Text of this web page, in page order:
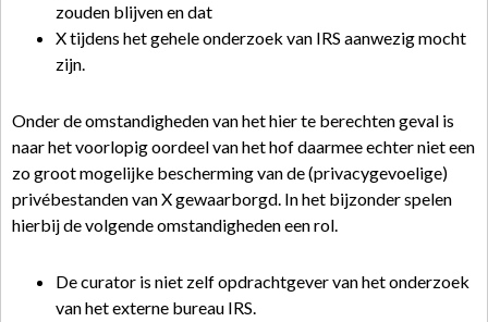
zouden blijven en dat
X tijdens het gehele onderzoek van IRS aanwezig mocht
zijn.
Onder de omstandigheden van het hier te berechten geval is
naar het voorlopig oordeel van het hof daarmee echter niet een
zo groot mogelijke bescherming van de (privacygevoelige)
privébestanden van X gewaarborgd. In het bijzonder spelen
hierbij de volgende omstandigheden een rol.
De curator is niet zelf opdrachtgever van het onderzoek
van het externe bureau IRS.